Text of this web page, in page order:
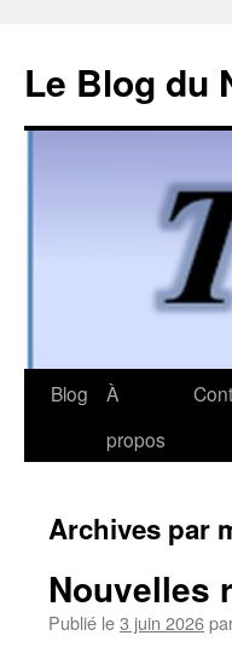
Le Blog du
Aller
Blog
À
propos
Archives par
Nouvelles
Publié le3 juin 2026